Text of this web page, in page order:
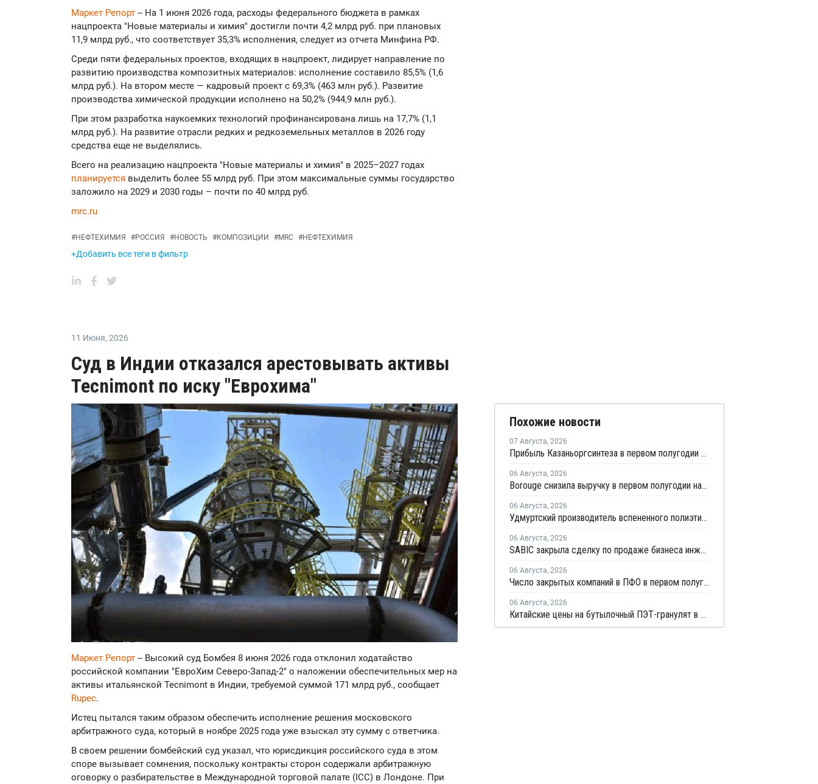
Маркет Репорт -- На 1 июня 2026 года, расходы федерального бюджета в рамках
нацпроекта "Новые материалы и химия" достигли почти 4,2 млрд руб. при плановых
11,9 млрд руб., что соответствует 35,3% исполнения, следует из отчета Минфина РФ.
Среди пяти федеральных проектов, входящих в нацпроект, лидирует направление по
развитию производства композитных материалов: исполнение составило 85,5% (1,6
млрд руб.). На втором месте — кадровый проект с 69,3% (463 млн руб.). Развитие
производства химической продукции исполнено на 50,2% (944,9 млн руб.).
При этом разработка наукоемких технологий профинансирована лишь на 17,7% (1,1
млрд руб.). На развитие отрасли редких и редкоземельных металлов в 2026 году
средства еще не выделялись.
Всего на реализацию нацпроекта "Новые материалы и химия" в 2025–2027 годах
планируется выделить более 55 млрд руб. При этом максимальные суммы государство
заложило на 2029 и 2030 годы – почти по 40 млрд руб.
mrc.ru
#НЕФТЕХИМИЯ #РОССИЯ #НОВОСТЬ #КОМПОЗИЦИИ #MRC #НЕФТЕХИМИЯ
+Добавить все теги в фильтр
11 Июня, 2026
Суд в Индии отказался арестовывать активы
Tecnimont по иску "Еврохима"
Маркет Репорт -- Высокий суд Бомбея 8 июня 2026 года отклонил ходатайство
российской компании "ЕвроХим Северо-Запад-2" о наложении обеспечительных мер на
активы итальянской Tecnimont в Индии, требуемой суммой 171 млрд руб., сообщает
Rupec.
Истец пытался таким образом обеспечить исполнение решения московского
арбитражного суда, который в ноябре 2025 года уже взыскал эту сумму с ответчика.
В своем решении бомбейский суд указал, что юрисдикция российского суда в этом
споре вызывает сомнения, поскольку контракты сторон содержали арбитражную
оговорку о разбирательстве в Международной торговой палате (ICC) в Лондоне. При
Похожие новости
07 Августа, 2026
Прибыль Казаньоргсинтеза в первом полугодии сократилась более чем в 2 раза
06 Августа, 2026
Borouge снизила выручку в первом полугодии на 5%
06 Августа, 2026
Удмуртский производитель вспененного полиэтилена нарастит выпуск на 15%
06 Августа, 2026
SABIC закрыла сделку по продаже бизнеса инженерных пластиков компании Mutares за USD450 млн
06 Августа, 2026
Число закрытых компаний в ПФО в первом полугодии 2026 года вдвое превысило число новых
06 Августа, 2026
Китайские цены на бутылочный ПЭТ-гранулят в июле демонстрировали сильную волатильность